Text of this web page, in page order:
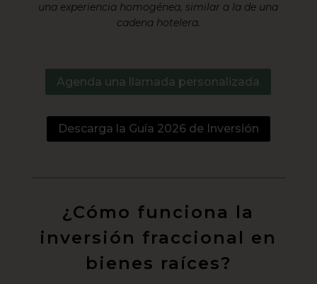
una experiencia homogénea, similar a la de una
cadena hotelera.
Agenda una llamada personalizada
Descarga la Guía 2026 de Inversión
¿Cómo funciona la
inversión fraccional en
bienes raíces?